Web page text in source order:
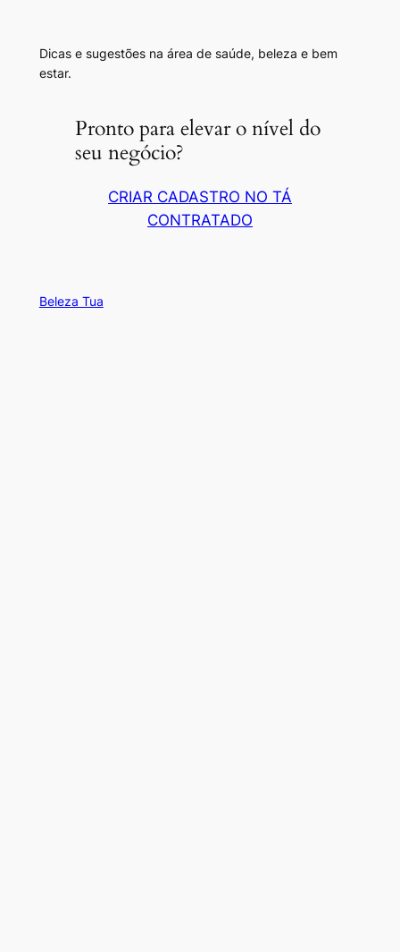
Dicas e sugestões na área de saúde, beleza e bem
estar.
Pronto para elevar o nível do
seu negócio?
CRIAR CADASTRO NO TÁ
CONTRATADO
Beleza Tua